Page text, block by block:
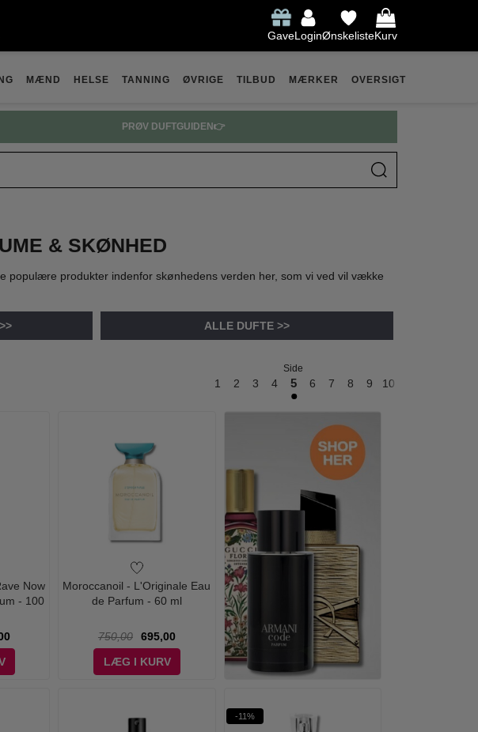
GaveLoginØnskelisteKurv
MÆND HELSE TANNING ØVRIGE TILBUD MÆRKER OVERSIGT
PRADA PARFUME SPAR OP TIL 30% 👉
& SKØNHED
produkter indenfor skønhedens verden her, som vi ved vil vække
ALLE DUFTE >>
Side
1 2 3 4 5 6 7 8 9 10
Now
- 100
Moroccanoil - L'Originale Eau
de Parfum - 60 ml
750,00
695,00
LÆG I KURV
-11%